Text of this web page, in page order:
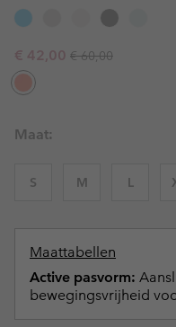
Sale price:
€ 42,00 Regular price:
€ 60,00
Maat:
S M L
Maattabellen
Active pasvorm:
bewegingsvrijheid